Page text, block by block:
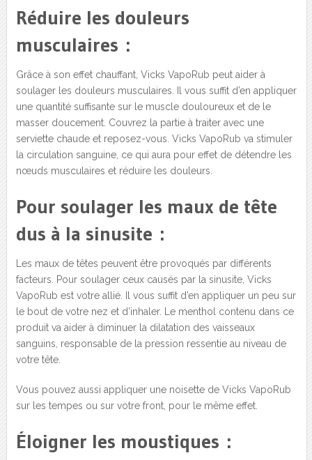
Réduire les douleurs
musculaires :
Grâce à son effet chauffant, Vicks VapoRub peut aider à
soulager les douleurs musculaires. Il vous suffit d’en appliquer
une quantité suffisante sur le muscle douloureux et de le
masser doucement. Couvrez la partie à traiter avec une
serviette chaude et reposez-vous. Vicks VapoRub va stimuler
la circulation sanguine, ce qui aura pour effet de détendre les
nœuds musculaires et réduire les douleurs.
Pour soulager les maux de tête
dus à la sinusite :
Les maux de têtes peuvent être provoqués par différents
facteurs. Pour soulager ceux causés par la sinusite, Vicks
VapoRub est votre allié. Il vous suffit d’en appliquer un peu sur
le bout de votre nez et d’inhaler. Le menthol contenu dans ce
produit va aider à diminuer la dilatation des vaisseaux
sanguins, responsable de la pression ressentie au niveau de
votre tête.
Vous pouvez aussi appliquer une noisette de Vicks VapoRub
sur les tempes ou sur votre front, pour le même effet.
Éloigner les moustiques :